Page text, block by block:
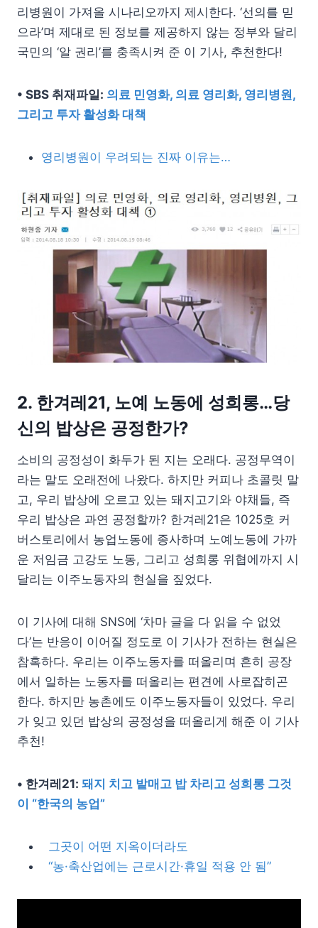
리병원이 가져올 시나리오까지 제시한다. ‘선의를 믿
으라’며 제대로 된 정보를 제공하지 않는 정부와 달리
국민의 ‘알 권리’를 충족시켜 준 이 기사, 추천한다!
• SBS 취재파일: 의료 민영화, 의료 영리화, 영리병원,
그리고 투자 활성화 대책
영리병원이 우려되는 진짜 이유는…
2. 한겨레21, 노예 노동에 성희롱…당
신의 밥상은 공정한가?
소비의 공정성이 화두가 된 지는 오래다. 공정무역이
라는 말도 오래전에 나왔다. 하지만 커피나 초콜릿 말
고, 우리 밥상에 오르고 있는 돼지고기와 야채들, 즉
우리 밥상은 과연 공정할까? 한겨레21은 1025호 커
버스토리에서 농업노동에 종사하며 노예노동에 가까
운 저임금 고강도 노동, 그리고 성희롱 위협에까지 시
달리는 이주노동자의 현실을 짚었다.
이 기사에 대해 SNS에 ‘차마 글을 다 읽을 수 없었
다’는 반응이 이어질 정도로 이 기사가 전하는 현실은
참혹하다. 우리는 이주노동자를 떠올리며 흔히 공장
에서 일하는 노동자를 떠올리는 편견에 사로잡히곤
한다. 하지만 농촌에도 이주노동자들이 있었다. 우리
가 잊고 있던 밥상의 공정성을 떠올리게 해준 이 기사
추천!
• 한겨레21: 돼지 치고 밭매고 밥 차리고 성희롱 그것
이 “한국의 농업”
그곳이 어떤 지옥이더라도
“농·축산업에는 근로시간·휴일 적용 안 됨”